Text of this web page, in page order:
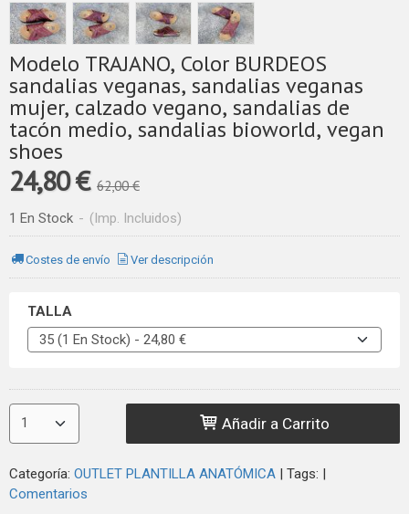
Modelo TRAJANO, Color BURDEOS
sandalias veganas, sandalias veganas
mujer, calzado vegano, sandalias de
tacón medio, sandalias bioworld, vegan
shoes
24,80 € 62,00 €
1 En Stock - (Imp. Incluidos)
Costes de envío Ver descripción
TALLA
Añadir a Carrito
Categoría: OUTLET PLANTILLA ANATÓMICA | Tags: |
Comentarios